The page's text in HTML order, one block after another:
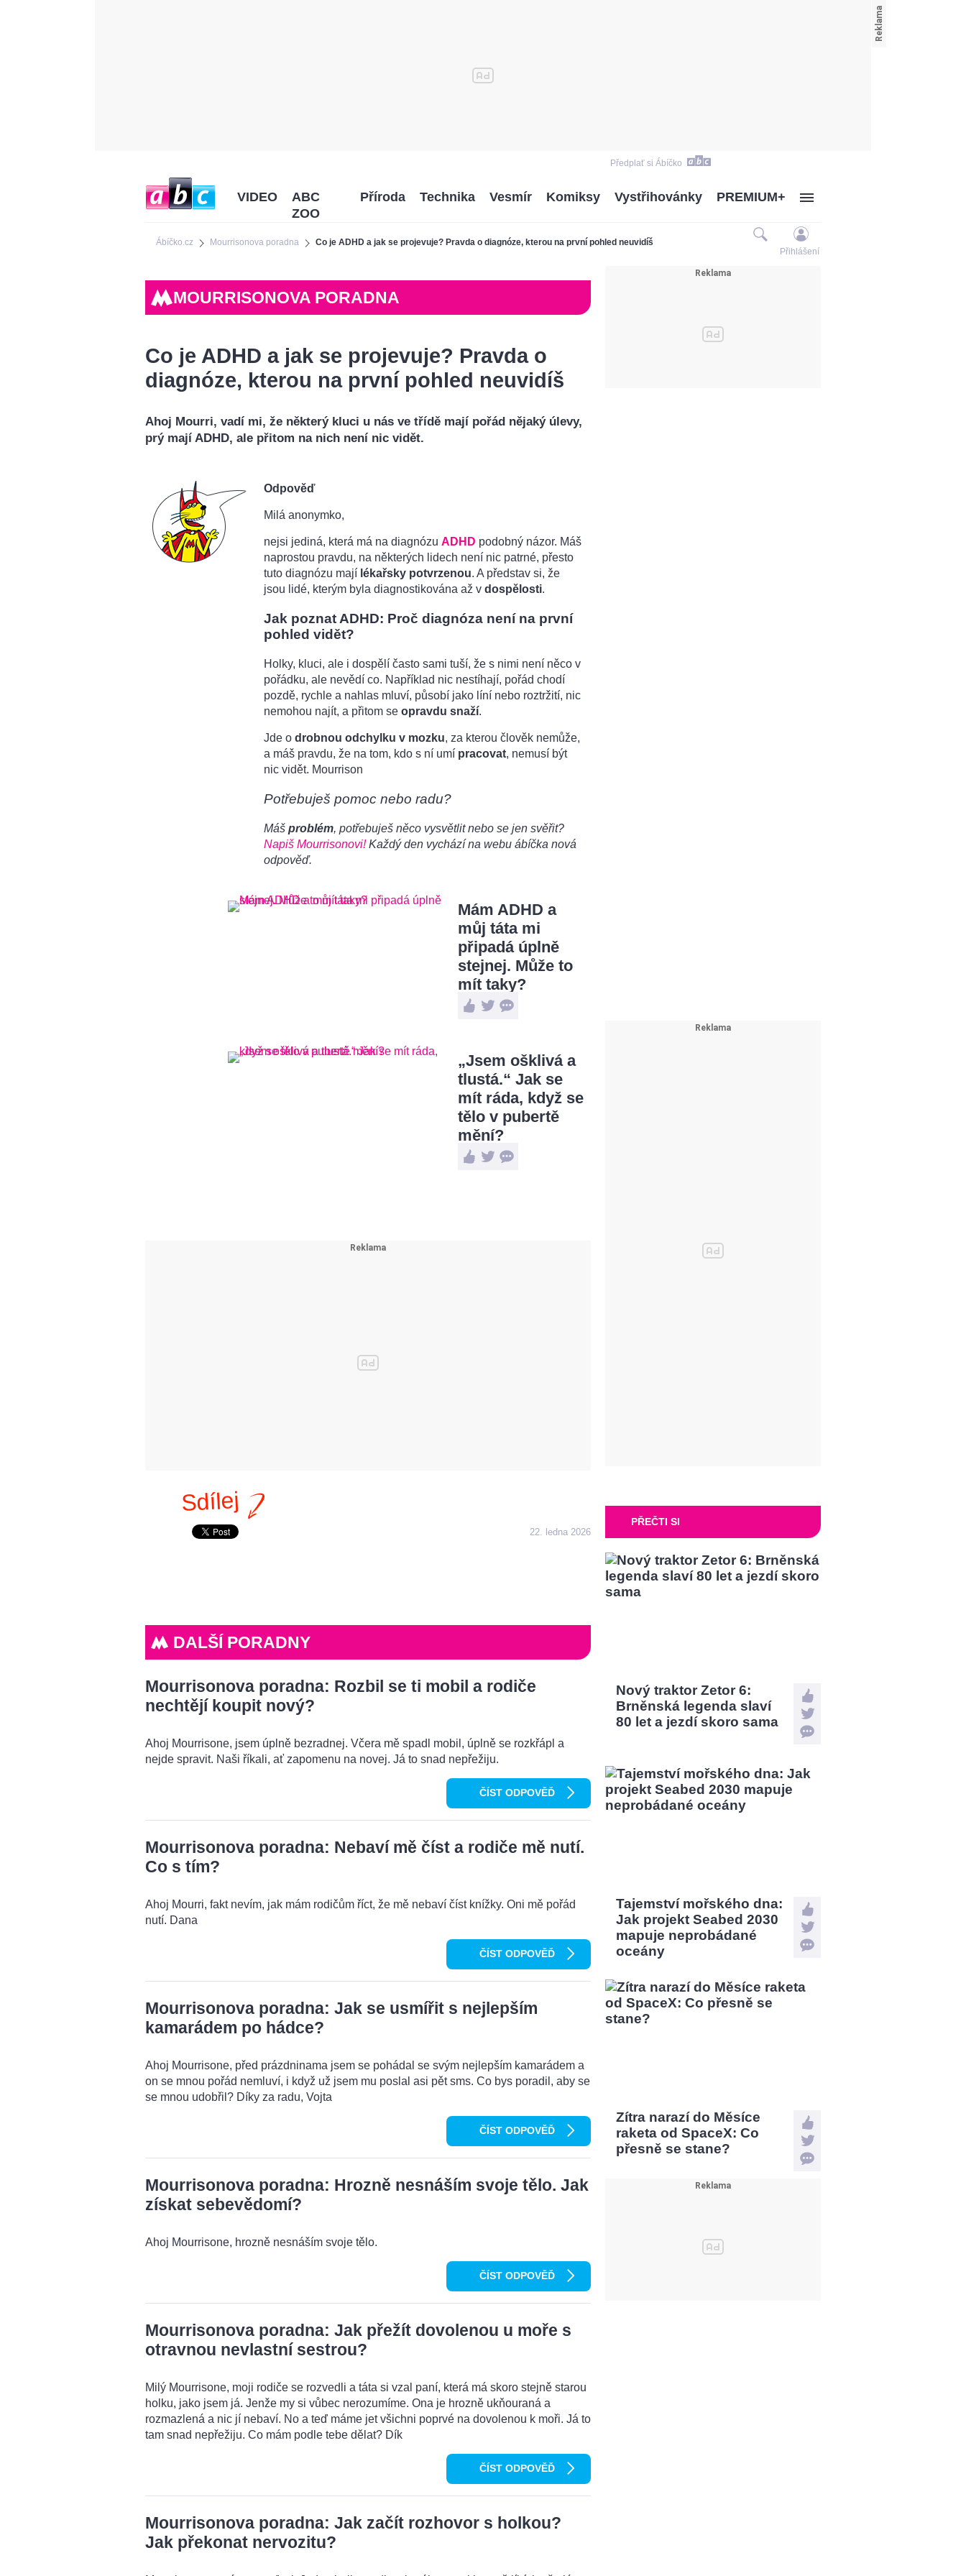
Předplať si Ábíčko
Ábíčko.cz Mourrisonova poradna Co je ADHD a jak se projevuje? Pravda o diagnóze, kterou na první pohled neuvidíš
VIDEO
ABC
ZOO
Příroda Technika Vesmír Komiksy Vystřihovánky PREMIUM+
Přihlášení
MOURRISONOVA PORADNA
Co je ADHD a jak se projevuje? Pravda o
diagnóze, kterou na první pohled neuvidíš
Ahoj Mourri, vadí mi, že některý kluci u nás ve třídě mají pořád nějaký úlevy,
prý mají ADHD, ale přitom na nich není nic vidět.
Odpověď
Milá anonymko,
nejsi jediná, která má na diagnózu ADHD podobný názor. Máš
naprostou pravdu, na některých lidech není nic patrné, přesto
tuto diagnózu mají lékařsky potvrzenou. A představ si, že
jsou lidé, kterým byla diagnostikována až v dospělosti.
Jak poznat ADHD: Proč diagnóza není na první
pohled vidět?
Holky, kluci, ale i dospělí často sami tuší, že s nimi není něco v
pořádku, ale nevědí co. Například nic nestíhají, pořád chodí
pozdě, rychle a nahlas mluví, působí jako líní nebo roztržití, nic
nemohou najít, a přitom se opravdu snaží.
Jde o drobnou odchylku v mozku, za kterou člověk nemůže,
a máš pravdu, že na tom, kdo s ní umí pracovat, nemusí být
nic vidět. Mourrison
Potřebuješ pomoc nebo radu?
Máš problém, potřebuješ něco vysvětlit nebo se jen svěřit?
Napiš Mourrisonovi!Každý den vychází na webu ábíčka nová
odpověď.
Mám ADHD a
můj táta mi
připadá úplně
stejnej. Může to
mít taky?
„Jsem ošklivá a
tlustá.“ Jak se
mít ráda, když se
tělo v pubertě
mění?
Sdílej
22. ledna 2026
DALŠÍ PORADNY
Mourrisonova poradna: Rozbil se ti mobil a rodiče
nechtějí koupit nový?
Ahoj Mourrisone, jsem úplně bezradnej. Včera mě spadl mobil, úplně se rozkřápl a
nejde spravit. Naši říkali, ať zapomenu na novej. Já to snad nepřežiju.
ČÍST ODPOVĚĎ
Mourrisonova poradna: Nebaví mě číst a rodiče mě nutí.
Co s tím?
Ahoj Mourri, fakt nevím, jak mám rodičům říct, že mě nebaví číst knížky. Oni mě pořád
nutí. Dana
ČÍST ODPOVĚĎ
Mourrisonova poradna: Jak se usmířit s nejlepším
kamarádem po hádce?
Ahoj Mourrisone, před prázdninama jsem se pohádal se svým nejlepším kamarádem a
on se mnou pořád nemluví, i když už jsem mu poslal asi pět sms. Co bys poradil, aby se
se mnou udobřil? Díky za radu, Vojta
ČÍST ODPOVĚĎ
Mourrisonova poradna: Hrozně nesnáším svoje tělo. Jak
získat sebevědomí?
Ahoj Mourrisone, hrozně nesnáším svoje tělo.
ČÍST ODPOVĚĎ
Mourrisonova poradna: Jak přežít dovolenou u moře s
otravnou nevlastní sestrou?
Milý Mourrisone, moji rodiče se rozvedli a táta si vzal paní, která má skoro stejně starou
holku, jako jsem já. Jenže my si vůbec nerozumíme. Ona je hrozně ukňouraná a
rozmazlená a nic jí nebaví. No a teď máme jet všichni poprvé na dovolenou k moři. Já to
tam snad nepřežiju. Co mám podle tebe dělat? Dík
ČÍST ODPOVĚĎ
Mourrisonova poradna: Jak začít rozhovor s holkou?
Jak překonat nervozitu?
PŘEČTI SI
Nový traktor Zetor 6:
Brněnská legenda slaví
80 let a jezdí skoro sama
Tajemství mořského dna:
Jak projekt Seabed 2030
mapuje neprobádané
oceány
Zítra narazí do Měsíce
raketa od SpaceX: Co
přesně se stane?